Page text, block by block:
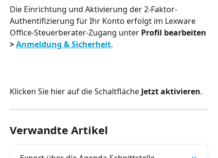
Die Einrichtung und Aktivierung der 2-Faktor-
Authentifizierung für Ihr Konto erfolgt im Lexware
Office-Steuerberater-Zugang unter Profil bearbeiten
> Anmeldung & Sicherheit.
Klicken Sie hier auf die Schaltfläche Jetzt aktivieren.
Verwandte Artikel